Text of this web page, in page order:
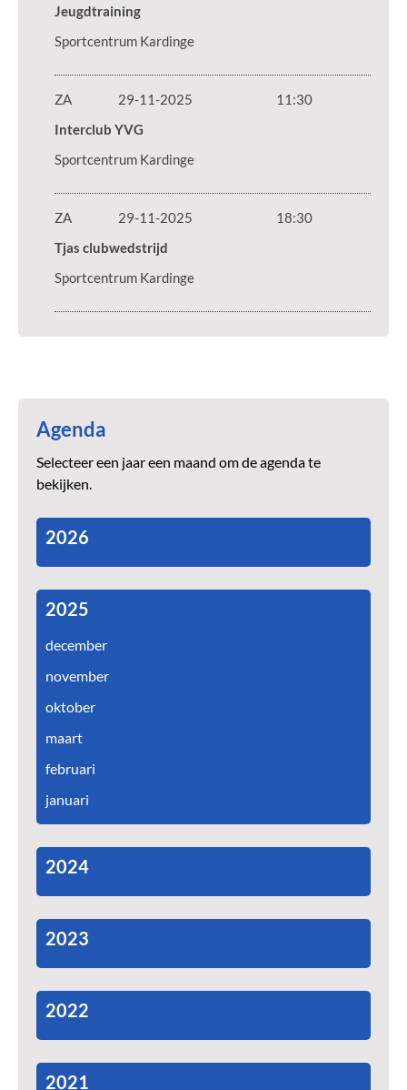
Jeugdtraining
Sportcentrum Kardinge
ZA 29-11-2025
11:30
Interclub YVG
Sportcentrum Kardinge
ZA 29-11-2025
18:30
Tjas clubwedstrijd
Sportcentrum Kardinge
Agenda
Selecteer een jaar een maand om de agenda te
bekijken.
2026
2025
december
november
oktober
maart
februari
januari
2024
2023
2022
2021